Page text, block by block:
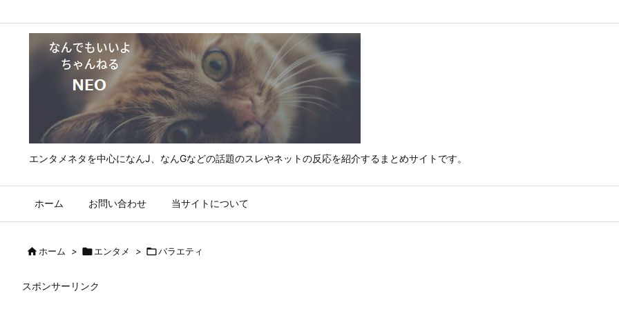
エンタメネタを中心になんJ、なんGなどの話題のスレやネットの反応を紹介するまとめサイトです。
ホーム お問い合わせ 当サイトについて
ホーム > エンタメ > バラエティ
スポンサーリンク